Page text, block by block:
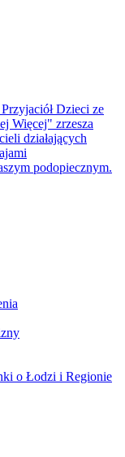
Dzieci ze
Więcej" zrzesza
działających
podopiecznym.
o Łodzi i Regionie